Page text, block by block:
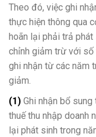
Theo đó, việc ghi
thực hiện thông qua
hoãn lại phải trả
chỉnh giảm trừ với
ghi nhận từ các năm
giảm.
(1) Ghi nhận bổ
thuế thu nhập doanh
lại phát sinh trong